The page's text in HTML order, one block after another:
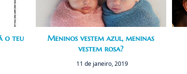
o teu
Meninos vestem azul, meninas
vestem rosa?
11 de janeiro, 2019